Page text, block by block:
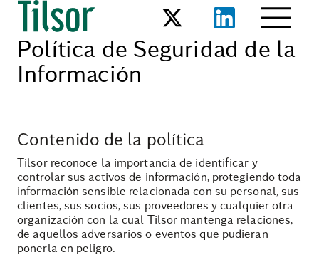
Política de Seguridad de la
Información
Contenido de la política
Tilsor reconoce la importancia de identificar y
controlar sus activos de información, protegiendo toda
información sensible relacionada con su personal, sus
clientes, sus socios, sus proveedores y cualquier otra
organización con la cual Tilsor mantenga relaciones,
de aquellos adversarios o eventos que pudieran
ponerla en peligro.